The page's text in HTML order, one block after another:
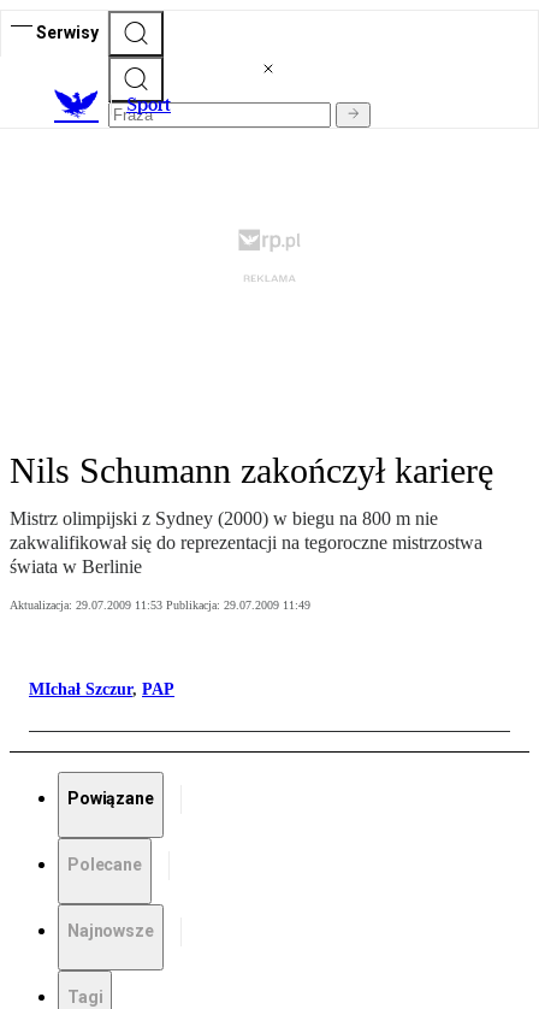
Serwisy
Sport
Nils Schumann zakończył karierę
Mistrz olimpijski z Sydney (2000) w biegu na 800 m nie
zakwalifikował się do reprezentacji na tegoroczne mistrzostwa
świata w Berlinie
Aktualizacja: 29.07.2009 11:53 Publikacja: 29.07.2009 11:49
MIchał Szczur, PAP
Powiązane
Polecane
Najnowsze
Tagi